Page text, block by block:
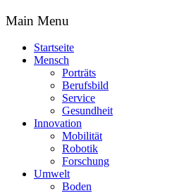
Main Menu
Startseite
Mensch
Porträts
Berufsbild
Service
Gesundheit
Innovation
Mobilität
Robotik
Forschung
Umwelt
Boden